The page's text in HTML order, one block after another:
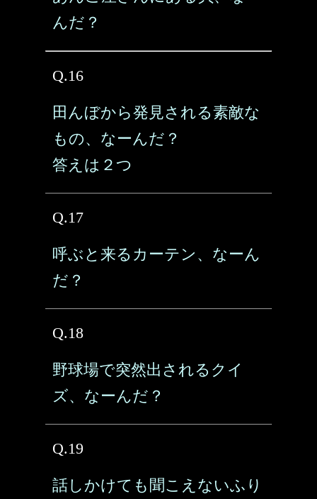
んだ？
Q.16
田んぼから発見される素敵な
もの、なーんだ？
答えは２つ
Q.17
呼ぶと来るカーテン、なーん
だ？
Q.18
野球場で突然出されるクイ
ズ、なーんだ？
Q.19
話しかけても聞こえないふり